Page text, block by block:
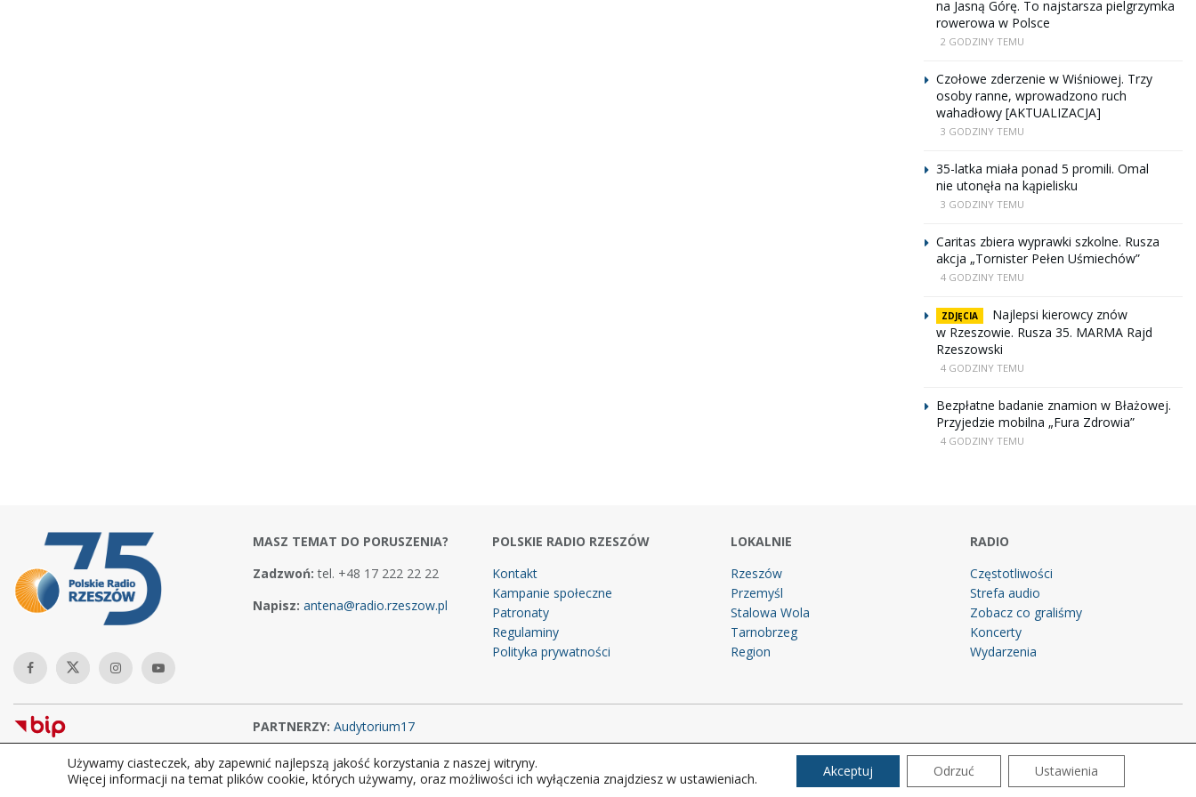
na Jasną Górę. To najstarsza pielgrzymka
rowerowa w Polsce
2 GODZINY TEMU
Czołowe zderzenie w Wiśniowej. Trzy
osoby ranne, wprowadzono ruch
wahadłowy [AKTUALIZACJA]
3 GODZINY TEMU
35-latka miała ponad 5 promili. Omal
nie utonęła na kąpielisku
3 GODZINY TEMU
Caritas zbiera wyprawki szkolne. Rusza
akcja „Tornister Pełen Uśmiechów”
4 GODZINY TEMU
ZDJĘCIA
Najlepsi kierowcy znów
w Rzeszowie. Rusza 35. MARMA Rajd
Rzeszowski
4 GODZINY TEMU
Bezpłatne badanie znamion w Błażowej.
Przyjedzie mobilna „Fura Zdrowia”
4 GODZINY TEMU
MASZ TEMAT DO PORUSZENIA?
Zadzwoń: tel. +48 17 222 22 22
Napisz: antena@radio.rzeszow.pl
POLSKIE RADIO RZESZÓW
Kontakt
Kampanie społeczne
Patronaty
Regulaminy
Polityka prywatności
LOKALNIE
Rzeszów
Przemyśl
Stalowa Wola
Tarnobrzeg
Region
RADIO
Częstotliwości
Strefa audio
Zobacz co graliśmy
Koncerty
Wydarzenia
PARTNERZY: Audytorium17
Copyright © 2026Polskie Radio Rzeszów S.A. w likwidacj. Wszelkie prawa zastrzeżone.
Używamy ciasteczek, aby zapewnić najlepszą jakość korzystania z naszej witryny.
Więcej informacji na temat plików cookie, których używamy, oraz możliwości ich wyłączenia znajdziesz w ustawieniach.
Akceptuj Odrzuć Ustawienia